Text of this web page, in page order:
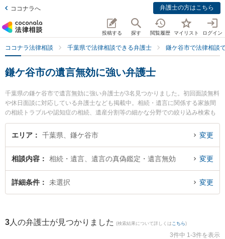
ココナラへ 弁護士の方はこちら
投稿する 探す 閲覧履歴 マイリスト ログイン
ココナラ法律相談 千葉県で法律相談できる弁護士 鎌ケ谷市で法律相談
鎌ケ谷市の遺言無効に強い弁護士
千葉県の鎌ケ谷市で遺言無効に強い弁護士が3名見つかりました。初回面談無料
や休日面談に対応している弁護士なども掲載中。相続・遺言に関係する家族間
の相続トラブルや認知症の相続、遺産分割等の細かな分野での絞り込み検索も
でき便利です。特にかまがや総合法律事務所の奧村 裕子弁護士やかまがや総合
法律事務所の新川 雄斗弁護士、かまがや総合法律事務所の塚谷 祐貴弁護士のプ
言無効のトラブル解決の実績豊富な近くの弁護士を検索したい』『初回相談無
料で遺言無効を法律相談できる鎌ケ谷市内の弁護士に相談予約したい』などで
お困りの相談者さんにおすすめです。
エリア 千葉県、鎌ケ谷市 変更
相談内容 相続・遺言、遺言の真偽鑑定・遺言無効 変更
詳細条件 未選択 変更
3 人の弁護士が見つかりました (検索結果について詳しくは こちら)
3件中 1-3件を表示